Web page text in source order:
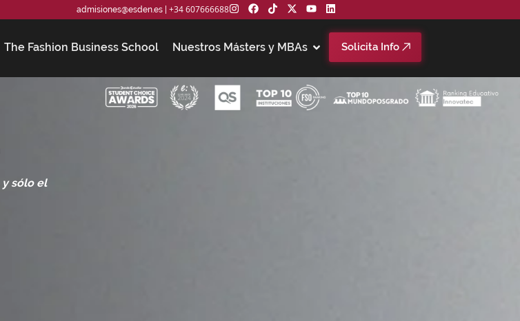
admisiones@esden.es| +34 607666688
The Fashion Business School Nuestros Másters y MBAs Solicita Info
y sólo el